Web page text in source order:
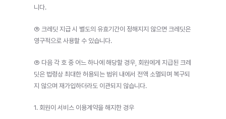
니다.
⑤ 크레딧 지급 시 별도의 유효기간이 정해지지 않으면 크레딧은
영구적으로 사용할 수 있습니다.
⑥ 다음 각 호 중 어느 하나에 해당할 경우, 회원에게 지급된 크레
딧은 법령상 최대한 허용되는 범위 내에서 전액 소멸되며 복구되
지 않으며 재가입하더라도 이관되지 않습니다.
1. 회원이 서비스 이용계약을 해지한 경우